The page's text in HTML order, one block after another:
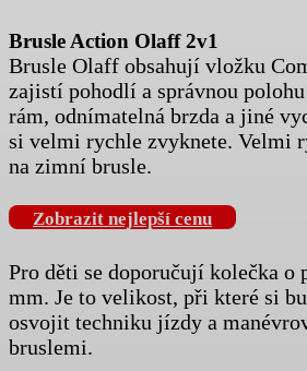
Brusle Action Olaff 2v1
Brusle Olaff obsahují vložku
zajistí pohodlí a správnou
rám, odnímatelná brzda a jiné
si velmi rychle zvyknete. Velmi
na zimní brusle.
Zobrazit nejlepší cenu
Pro děti se doporučují kolečka o
mm. Je to velikost, při které si
osvojit techniku jízdy a
bruslemi.